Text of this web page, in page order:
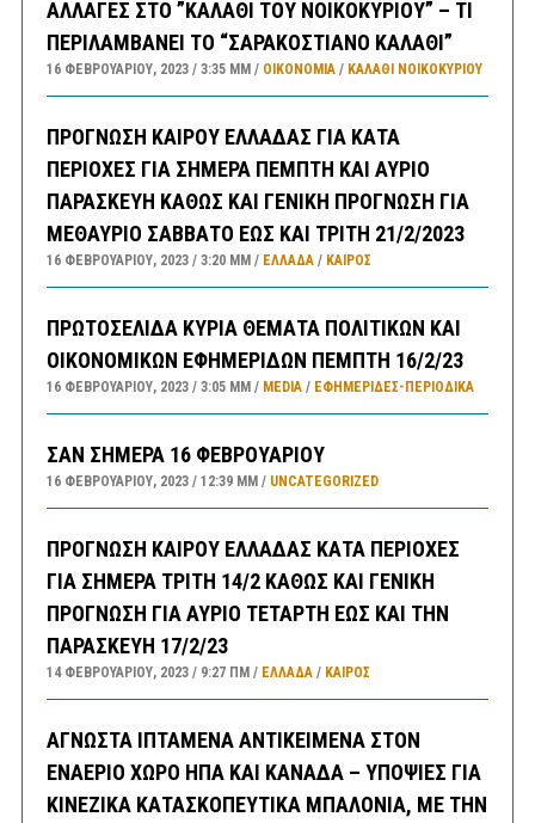
ΑΛΛΑΓΕΣ ΣΤΟ ”ΚΑΛΑΘΙ ΤΟΥ ΝΟΙΚΟΚΥΡΙΟΥ” – ΤΙ
ΠΕΡΙΛΑΜΒΑΝΕΙ ΤΟ “ΣΑΡΑΚΟΣΤΙΑΝΟ ΚΑΛΑΘΙ”
16 ΦΕΒΡΟΥΑΡΊΟΥ, 2023 3:35 ΜΜ ΟΙΚΟΝΟΜΙΑ/ ΚΑΛΑΘΙ ΝΟΙΚΟΚΥΡΙΟΥ
ΠΡΟΓΝΩΣΗ ΚΑΙΡΟΥ ΕΛΛΑΔΑΣ ΓΙΑ ΚΑΤΑ
ΠΕΡΙΟΧΕΣ ΓΙΑ ΣΗΜΕΡΑ ΠΕΜΠΤΗ ΚΑΙ ΑΥΡΙΟ
ΠΑΡΑΣΚΕΥΗ ΚΑΘΩΣ ΚΑΙ ΓΕΝΙΚΗ ΠΡΟΓΝΩΣΗ ΓΙΑ
ΜΕΘΑΥΡΙΟ ΣΑΒΒΑΤΟ ΕΩΣ ΚΑΙ ΤΡΙΤΗ 21/2/2023
16 ΦΕΒΡΟΥΑΡΊΟΥ, 2023 3:20 ΜΜ ΕΛΛΑΔA/ ΚΑΙΡΌΣ
ΠΡΩΤΟΣΕΛΙΔΑ ΚΥΡΙΑ ΘΕΜΑΤΑ ΠΟΛΙΤΙΚΩΝ ΚΑΙ
ΟΙΚΟΝΟΜΙΚΩΝ ΕΦΗΜΕΡΙΔΩΝ ΠΕΜΠΤΗ 16/2/23
16 ΦΕΒΡΟΥΑΡΊΟΥ, 2023 3:05 ΜΜ MEDIA/ ΕΦΗΜΕΡΊΔΕΣ-ΠΕΡΙΟΔΙΚΆ
ΣΑΝ ΣΗΜΕΡΑ 16 ΦΕΒΡΟΥΑΡΙΟΥ
16 ΦΕΒΡΟΥΑΡΊΟΥ, 2023 12:39 ΜΜ UNCATEGORIZED
ΠΡΟΓΝΩΣΗ ΚΑΙΡΟΥ ΕΛΛΑΔΑΣ ΚΑΤΑ ΠΕΡΙΟΧΕΣ
ΓΙΑ ΣΗΜΕΡΑ ΤΡΙΤΗ 14/2 ΚΑΘΩΣ ΚΑΙ ΓΕΝΙΚΗ
ΠΡΟΓΝΩΣΗ ΓΙΑ ΑΥΡΙΟ ΤΕΤΑΡΤΗ ΕΩΣ ΚΑΙ ΤΗΝ
ΠΑΡΑΣΚΕΥΗ 17/2/23
14 ΦΕΒΡΟΥΑΡΊΟΥ, 2023 9:27 ΠΜ ΕΛΛΑΔA/ ΚΑΙΡΌΣ
ΑΓΝΩΣΤΑ ΙΠΤΑΜΕΝΑ ΑΝΤΙΚΕΙΜΕΝΑ ΣΤΟΝ
ΕΝΑΕΡΙΟ ΧΩΡΟ ΗΠΑ ΚΑΙ ΚΑΝΑΔΑ – ΥΠΟΨΙΕΣ ΓΙΑ
ΚΙΝΕΖΙΚΑ ΚΑΤΑΣΚΟΠΕΥΤΙΚΑ ΜΠΑΛΟΝΙΑ, ΜΕ ΤΗΝ